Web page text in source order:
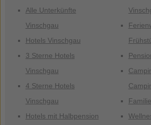
Alle Unterkünfte
Vinschgau
Hotels Vinschgau
3 Sterne Hotels
Vinschgau
4 Sterne Hotels
Vinschgau
Hotels mit Halbpension